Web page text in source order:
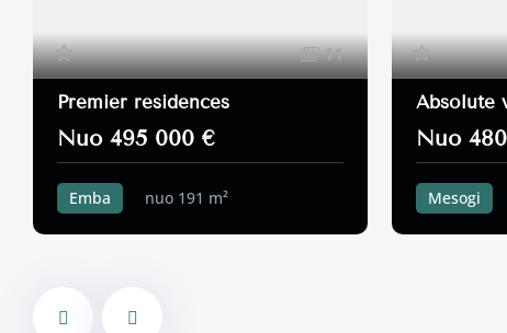
11
Premier residences
Nuo 495 000 €
Emba
nuo 191 m²
Absolute
Nuo
Mesogi